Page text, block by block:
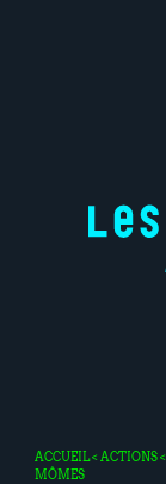
ACCUEIL<ACTIONS<
MÔMES